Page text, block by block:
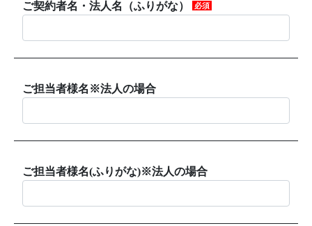
ご契約者名・法人名（ふりがな） 必須
ご担当者様名※法人の場合
ご担当者様名(ふりがな)※法人の場合